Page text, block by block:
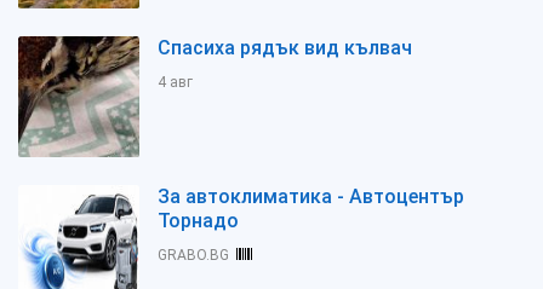
Спасиха рядък вид кълвач
4 авг
За автоклиматика - Автоцентър
Торнадо
GRABO.BG